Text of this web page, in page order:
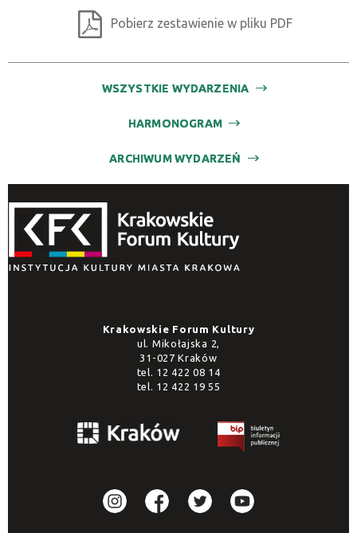
Pobierz zestawienie w pliku PDF
WSZYSTKIE WYDARZENIA
HARMONOGRAM
ARCHIWUM WYDARZEŃ
Krakowskie Forum Kultury
ul. Mikołajska 2,
31-027 Kraków
tel. 12 422 08 14
tel. 12 422 19 55